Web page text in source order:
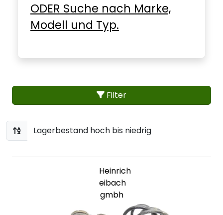
ODER Suche nach Marke,
Modell und Typ.
Filter
Heinrich
eibach
gmbh